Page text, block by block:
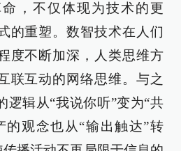
，不仅体现为技术的更
的重塑。数智技术在人们
度不断加深，人类思维方
联互动的网络思维。与之
逻辑从“我说你听”变为“共
的观念也从“输出触达”转